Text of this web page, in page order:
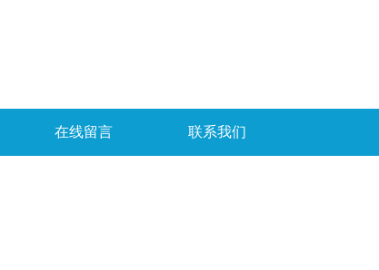
在线留言 联系我们